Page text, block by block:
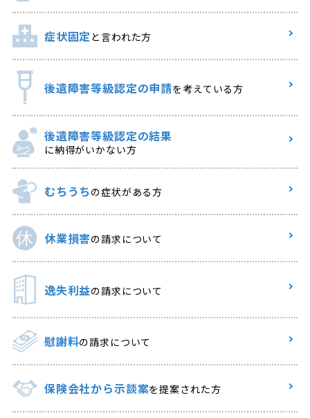
症状固定と言われた方
後遺障害等級認定の申請を考えている方
後遺障害等級認定の結果
に納得がいかない方
むちうちの症状がある方
休業損害の請求について
逸失利益の請求について
慰謝料の請求について
保険会社から示談案を提案された方